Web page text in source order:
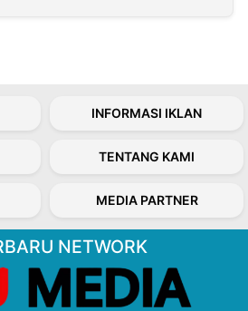
INFORMASI IKLAN
TENTANG KAMI
MEDIA PARTNER
NETWORK